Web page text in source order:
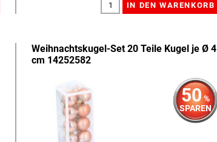
Weihnachtskugel-Set 20 Teile Kugel je Ø 4
cm 14252582
50 %
SPAREN